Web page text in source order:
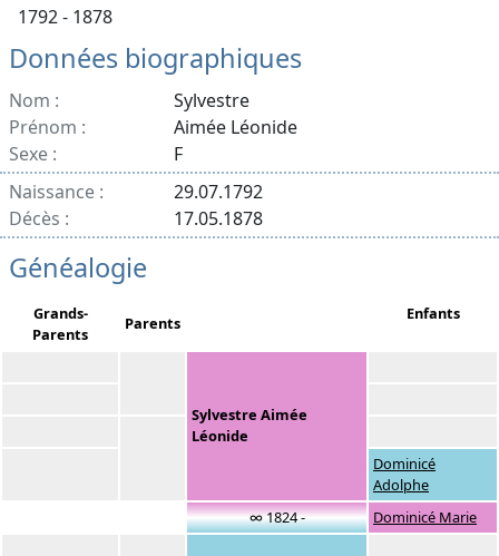
1792 - 1878
Données biographiques
Nom :
Sylvestre
Prénom :
Aimée Léonide
Sexe :
F
Naissance :
29.07.1792
Décès :
17.05.1878
Généalogie
Grands-
Parents
Parents Enfants
Sylvestre Aimée
Léonide
Dominicé
Adolphe
∞ 1824 -
Dominicé Marie